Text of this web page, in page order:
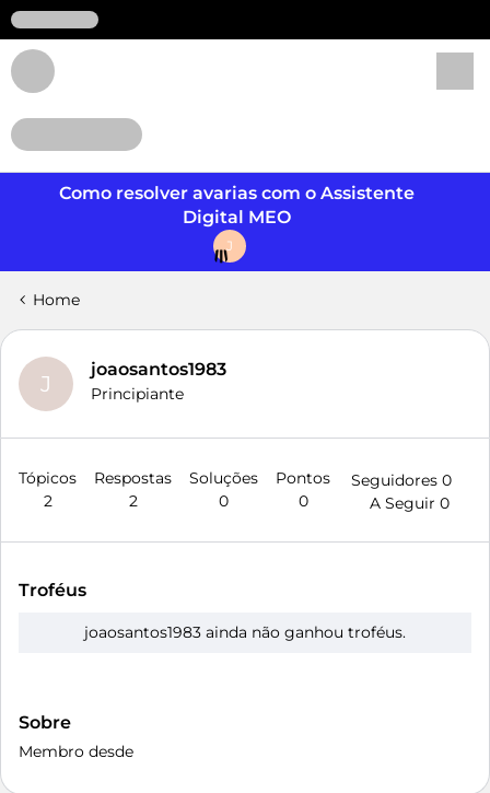
Como resolver avarias com o Assistente
Digital MEO
J
Home
J
joaosantos1983
Principiante
Tópicos
2
Respostas
2
Soluções
0
Pontos
0
Seguidores 0
A Seguir 0
Troféus
joaosantos1983 ainda não ganhou troféus.
Sobre
Membro desde